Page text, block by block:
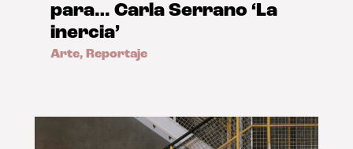
para… Carla Serrano ‘La
inercia’
Arte, Reportaje